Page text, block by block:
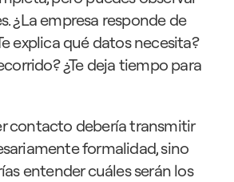
¿La empresa responde de
explica qué datos necesita?
¿Te deja tiempo para
contacto debería transmitir
formalidad, sino
entender cuáles serán los